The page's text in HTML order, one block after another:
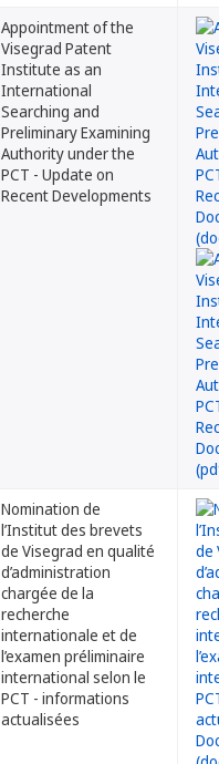
Appointment of the
Visegrad Patent
Institute as an
International
Searching and
Preliminary Examining
Authority under the
PCT - Update on
Recent Developments
Nomination de
l’Institut des brevets
de Visegrad en qualité
d’administration
chargée de la
recherche
internationale et de
l’examen préliminaire
international selon le
PCT - informations
actualisées